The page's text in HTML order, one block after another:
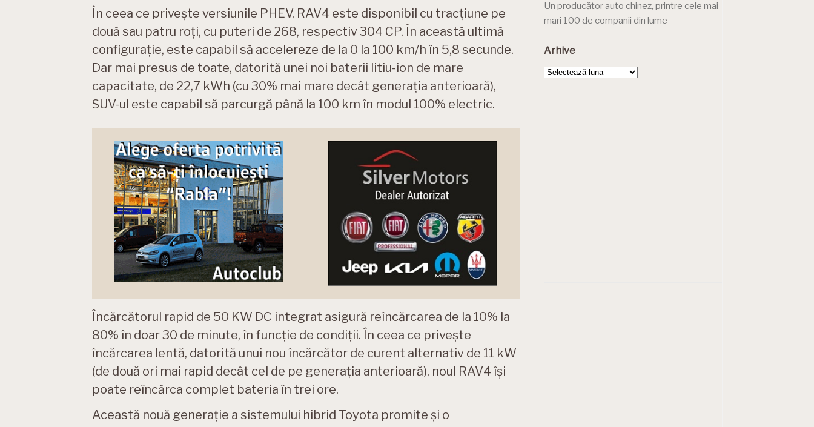
În ceea ce privește versiunile PHEV, RAV4 este disponibil cu tracțiune pe
două sau patru roți, cu puteri de 268, respectiv 304 CP. În această ultimă
configurație, este capabil să accelereze de la 0 la 100 km/h în 5,8 secunde.
Dar mai presus de toate, datorită unei noi baterii litiu-ion de mare
capacitate, de 22,7 kWh (cu 30% mai mare decât generația anterioară),
SUV-ul este capabil să parcurgă până la 100 km în modul 100% electric.
Încărcătorul rapid de 50 KW DC integrat asigură reîncărcarea de la 10% la
80% în doar 30 de minute, în funcție de condiții. În ceea ce privește
încărcarea lentă, datorită unui nou încărcător de curent alternativ de 11 kW
(de două ori mai rapid decât cel de pe generația anterioară), noul RAV4 își
poate reîncărca complet bateria în trei ore.
Această nouă generație a sistemului hibrid Toyota promite și o
Un producător auto chinez, printre cele mai
mari 100 de companii din lume
Arhive
Arhive